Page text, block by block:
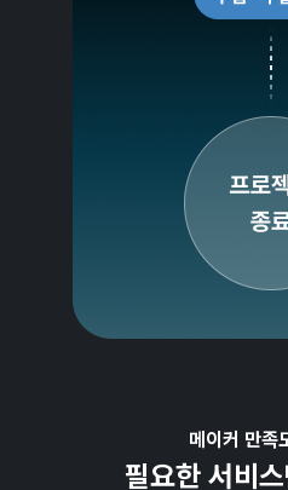
메이커 만족
필요한 서비